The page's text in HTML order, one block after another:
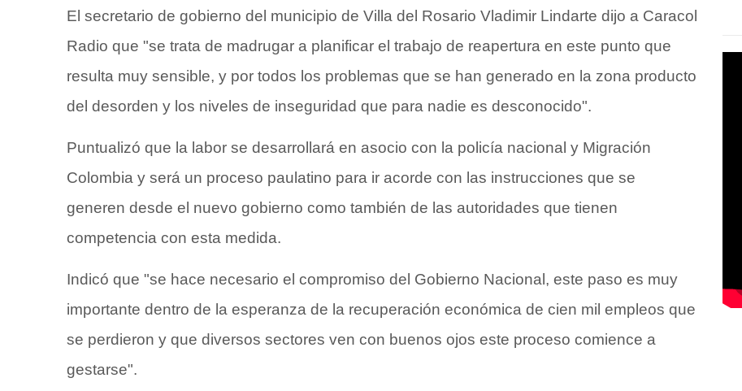
El secretario de gobierno del municipio de Villa del Rosario Vladimir Lindarte dijo a Caracol
Radio que "se trata de madrugar a planificar el trabajo de reapertura en este punto que
resulta muy sensible, y por todos los problemas que se han generado en la zona producto
del desorden y los niveles de inseguridad que para nadie es desconocido".
Puntualizó que la labor se desarrollará en asocio con la policía nacional y Migración
Colombia y será un proceso paulatino para ir acorde con las instrucciones que se
generen desde el nuevo gobierno como también de las autoridades que tienen
competencia con esta medida.
Indicó que "se hace necesario el compromiso del Gobierno Nacional, este paso es muy
importante dentro de la esperanza de la recuperación económica de cien mil empleos que
se perdieron y que diversos sectores ven con buenos ojos este proceso comience a
gestarse".